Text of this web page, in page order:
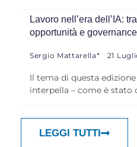
Lavoro nell’era dell’IA:
opportunità e governance
Sergio Mattarella* 21
Il tema di questa
interpella – come è stato
LEGGI TUTTI